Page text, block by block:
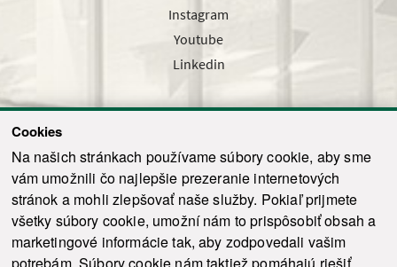
Cookies
Na našich stránkach používame súbory cookie, aby sme
vám umožnili čo najlepšie prezeranie internetových
stránok a mohli zlepšovať naše služby. Pokiaľ prijmete
všetky súbory cookie, umožní nám to prispôsobiť obsah a
marketingové informácie tak, aby zodpovedali vašim
potrebám. Súbory cookie nám taktiež pomáhajú riešiť
Instagram
Youtube
Linkedin
Odoslať